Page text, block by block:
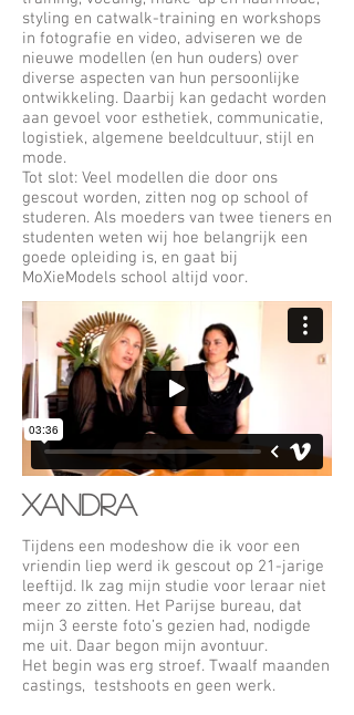
styling en catwalk-training en workshops
in fotografie en video, adviseren we de
nieuwe modellen (en hun ouders) over
diverse aspecten van hun persoonlijke
ontwikkeling. Daarbij kan gedacht worden
aan gevoel voor esthetiek, communicatie,
logistiek, algemene beeldcultuur, stijl en
mode.
Tot slot: Veel modellen die door ons
gescout worden, zitten nog op school of
studeren. Als moeders van twee tieners en
studenten weten wij hoe belangrijk een
goede opleiding is, en gaat bij
MoXieModels school altijd voor.
XANDRA
Tijdens een modeshow die ik voor een
vriendin liep werd ik gescout op 21-jarige
leeftijd. Ik zag mijn studie voor leraar niet
meer zo zitten. Het Parijse bureau, dat
mijn 3 eerste foto’s gezien had, nodigde
me uit. Daar begon mijn avontuur.
Het begin was erg stroef. Twaalf maanden
castings, testshoots en geen werk.